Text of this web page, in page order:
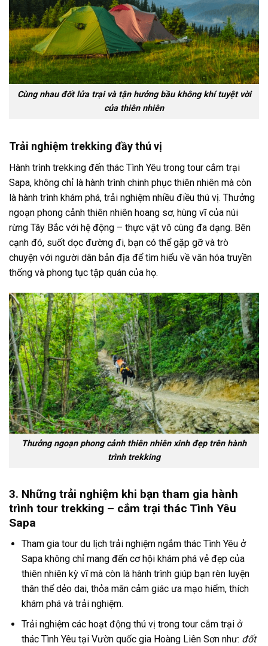
Cùng nhau đốt lửa trại và tận hưởng bầu không khí tuyệt vời
của thiên nhiên
Trải nghiệm trekking đầy thú vị
Hành trình trekking đến thác Tình Yêu trong tour cắm trại
Sapa, không chỉ là hành trình chinh phục thiên nhiên mà còn
là hành trình khám phá, trải nghiệm nhiều điều thú vị. Thưởng
ngoạn phong cảnh thiên nhiên hoang sơ, hùng vĩ của núi
rừng Tây Bắc với hệ động – thực vật vô cùng đa dạng. Bên
cạnh đó, suốt dọc đường đi, bạn có thể gặp gỡ và trò
chuyện với người dân bản địa để tìm hiểu về văn hóa truyền
thống và phong tục tập quán của họ.
Thưởng ngoạn phong cảnh thiên nhiên xinh đẹp trên hành
trình trekking
3. Những trải nghiệm khi bạn tham gia hành
trình tour trekking – cắm trại thác Tình Yêu
Sapa
Tham giatour du lịch trải nghiệmngắm thác Tình Yêu ở
Sapa không chỉ mang đến cơ hội khám phá vẻ đẹp của
thiên nhiên kỳ vĩ mà còn là hành trình giúp bạn rèn luyện
thân thể dẻo dai, thỏa mãn cảm giác ưa mạo hiểm, thích
khám phá và trải nghiệm.
Trải nghiệm các hoạt động thú vị trong tour cắm trạiở
thác Tình Yêu tại Vườn quốc gia Hoàng LiênSơn như: đốt